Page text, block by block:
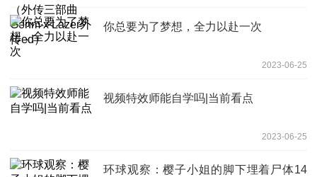
你总要为了梦想，全力以赴一次
2023-06-25
视频特效师能自学吗|当前看点
2023-06-25
环球观察：樱子小姐的脚下埋着尸体14